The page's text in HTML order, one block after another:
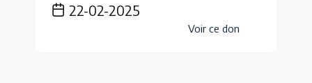
22-02-2025
Voir ce don